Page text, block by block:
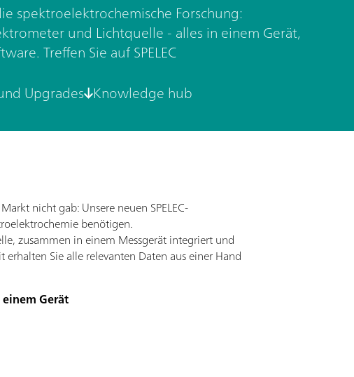
spektroelektrochemische Forschung:
und Lichtquelle - alles in einem Gerät,
Treffen Sie auf SPELEC
Upgrades Knowledge hub
nicht gab: Unsere neuen SPELEC-
benötigen.
zusammen in einem Messgerät integriert und
Sie alle relevanten Daten aus einer Hand
Gerät